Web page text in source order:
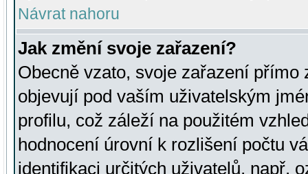
Návrat nahoru
Jak změní svoje zařazení?
Obecně vzato, svoje zařazení přímo
objevují pod vaším uživatelským
profilu, což záleží na použitém
hodnocení úrovní k rozlišení počtu
identifikaci určitých uživatelů, např.